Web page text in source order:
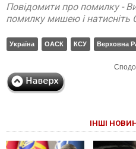
Повідомити про помилку -
помилку мишею і натисніть
Україна ОАСК КСУ Верховна
ІНШІ